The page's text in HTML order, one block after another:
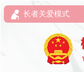
长者关爱模式